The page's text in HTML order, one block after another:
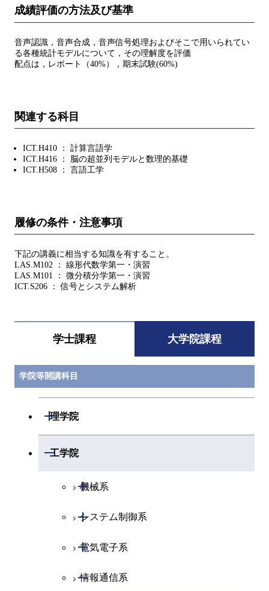
成績評価の方法及び基準
音声認識，音声合成，音声信号処理およびそこで用いられてい
る各種統計モデルについて，その理解度を評価
配点は，レポート（40%），期末試験(60%)
関連する科目
ICT.H410 ： 計算言語学
ICT.H416 ： 脳の超並列モデルと数理的基礎
ICT.H508 ： 言語工学
履修の条件・注意事項
下記の講義に相当する知識を有すること。
LAS.M102 ： 線形代数学第一・演習
LAS.M101 ： 微分積分学第一・演習
ICT.S206 ： 信号とシステム解析
学士課程 大学院課程
学院等開講科目
理学院
開閉
物理学系
物理学コース
物質・情報卓越コース
化学系
化学コース
エネルギーコース
地球惑星科学系
地球惑星科学コース
専門科目
工学院
開閉
機械系
開閉
機械コース
エネルギーコース
エネルギー・情報コース
システム制御系
開閉
システム制御コース
エンジニアリングデザイン
電気電子系
開閉
電気電子コース
情報通信系
開閉